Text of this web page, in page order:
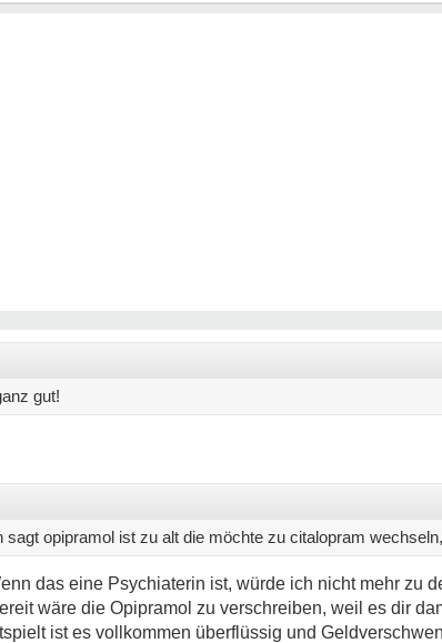
gut!
opipramol ist zu alt die möchte zu citalopram
das eine Psychiaterin ist, würde ich nicht mehr zu
wäre die Opipramol zu verschreiben, weil es dir
ist es vollkommen überflüssig und